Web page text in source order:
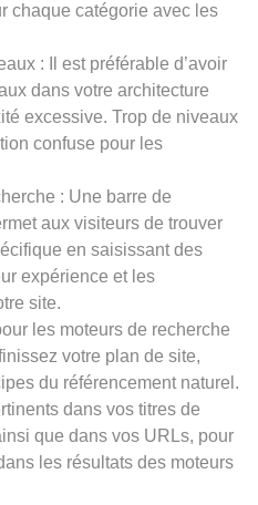
chaque catégorie avec les
: Il est préférable d’avoir
dans votre architecture
excessive. Trop de niveaux
confuse pour les
: Une barre de
aux visiteurs de trouver
en saisissant des
expérience et les
site.
les moteurs de recherche
votre plan de site,
du référencement naturel.
dans vos titres de
que dans vos URLs, pour
les résultats des moteurs